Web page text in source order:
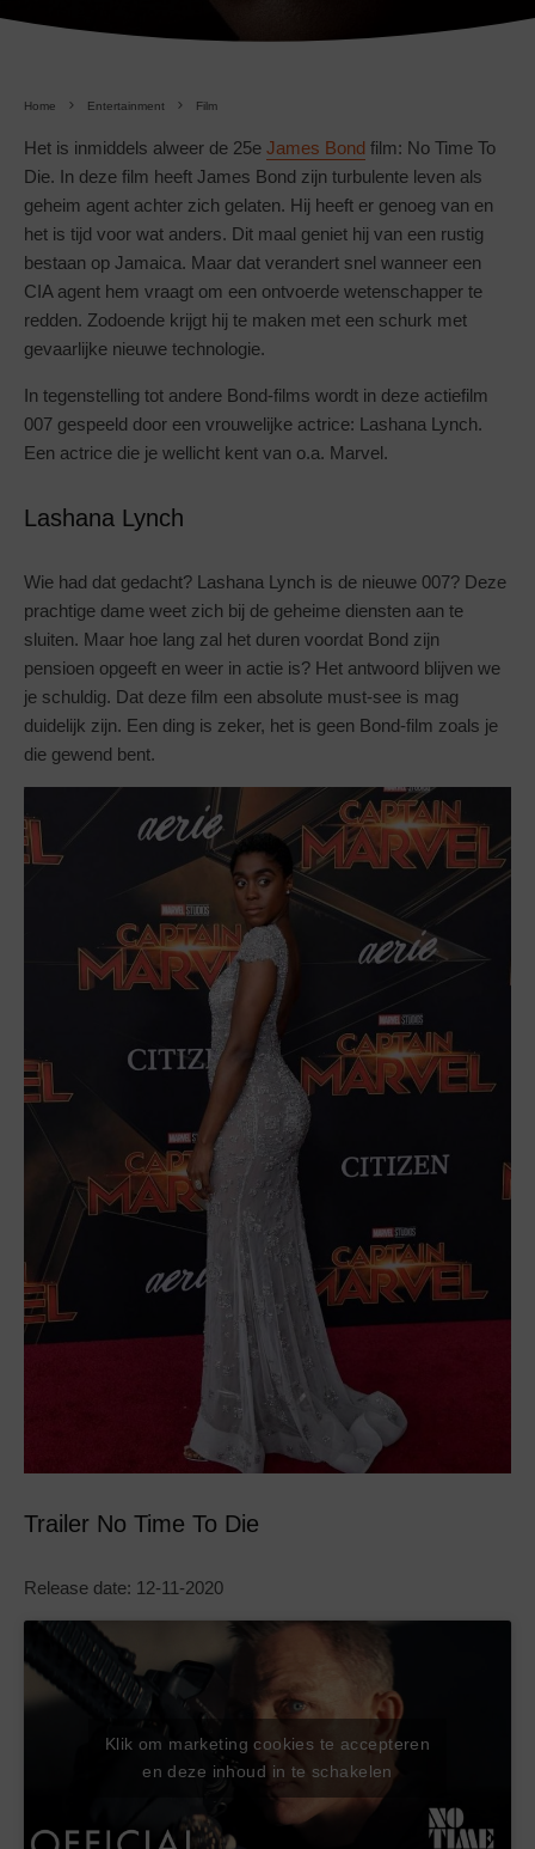
Home Entertainment Film
Het is inmiddels alweer de 25e James Bond film: No Time To
Die. In deze film heeft James Bond zijn turbulente leven als
geheim agent achter zich gelaten. Hij heeft er genoeg van en
het is tijd voor wat anders. Dit maal geniet hij van een rustig
bestaan op Jamaica. Maar dat verandert snel wanneer een
CIA agent hem vraagt om een ontvoerde wetenschapper te
redden. Zodoende krijgt hij te maken met een schurk met
gevaarlijke nieuwe technologie.
In tegenstelling tot andere Bond-films wordt in deze actiefilm
007 gespeeld door een vrouwelijke actrice: Lashana Lynch.
Een actrice die je wellicht kent van o.a. Marvel.
Lashana Lynch
Wie had dat gedacht? Lashana Lynch is de nieuwe 007? Deze
prachtige dame weet zich bij de geheime diensten aan te
sluiten. Maar hoe lang zal het duren voordat Bond zijn
pensioen opgeeft en weer in actie is? Het antwoord blijven we
je schuldig. Dat deze film een absolute must-see is mag
duidelijk zijn. Een ding is zeker, het is geen Bond-film zoals je
die gewend bent.
Trailer No Time To Die
Release date: 12-11-2020
Klik om marketing cookies te accepteren
en deze inhoud in te schakelen